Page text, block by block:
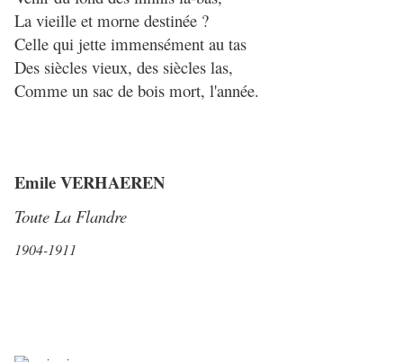
La vieille et morne destinée ?
Celle qui jette immensément au tas
Des siècles vieux, des siècles las,
Comme un sac de bois mort, l'année.
Emile VERHAEREN
Toute La Flandre
1904-1911